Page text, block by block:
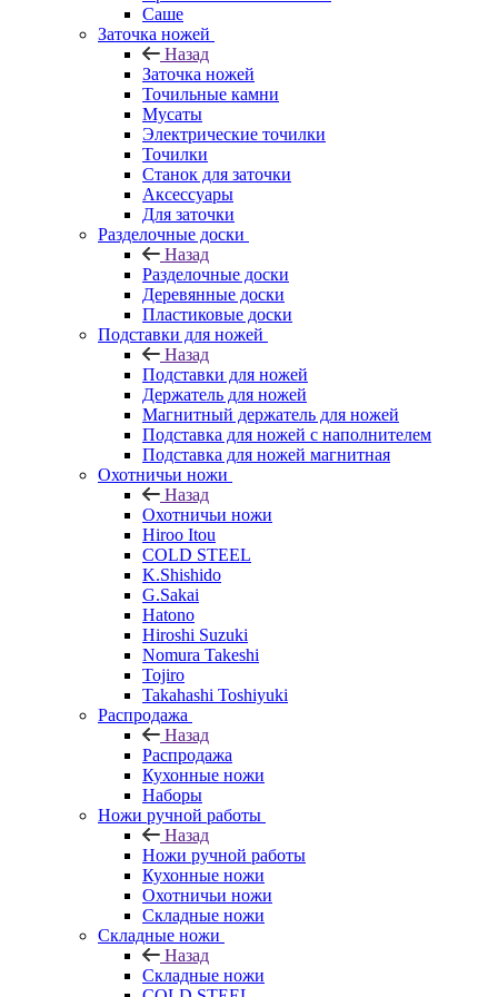
Саше
Заточка ножей
Назад
Заточка ножей
Точильные камни
Мусаты
Электрические точилки
Точилки
Станок для заточки
Аксессуары
Для заточки
Разделочные доски
Назад
Разделочные доски
Деревянные доски
Пластиковые доски
Подставки для ножей
Назад
Подставки для ножей
Держатель для ножей
Магнитный держатель для ножей
Подставка для ножей с наполнителем
Подставка для ножей магнитная
Охотничьи ножи
Назад
Охотничьи ножи
Hiroo Itou
COLD STEEL
K.Shishido
G.Sakai
Hatono
Hiroshi Suzuki
Nomura Takeshi
Tojiro
Takahashi Toshiyuki
Распродажа
Назад
Распродажа
Кухонные ножи
Наборы
Ножи ручной работы
Назад
Ножи ручной работы
Кухонные ножи
Охотничьи ножи
Складные ножи
Складные ножи
Назад
Складные ножи